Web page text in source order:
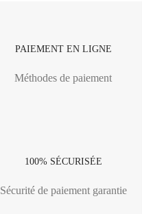
PAIEMENT EN LIGNE
Méthodes de paiement
100% SÉCURISÉE
Sécurité de paiement garantie